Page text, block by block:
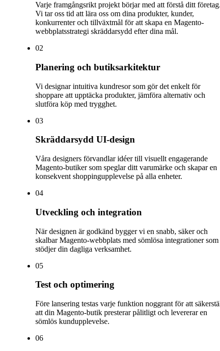
Varje framgångsrikt projekt börjar med att förstå ditt
Vi tar oss tid att lära oss om dina produkter, kunder,
konkurrenter och tillväxtmål för att skapa en Magento-
webbplatsstrategi skräddarsydd efter dina mål.
02
Planering och butiksarkitektur
Vi designar intuitiva kundresor som gör det enkelt för
shoppare att upptäcka produkter, jämföra alternativ och
slutföra köp med trygghet.
03
Skräddarsydd UI-design
Våra designers förvandlar idéer till visuellt engagerande
Magento-butiker som speglar ditt varumärke och skapar en
konsekvent shoppingupplevelse på alla enheter.
04
Utveckling och integration
När designen är godkänd bygger vi en snabb, säker och
skalbar Magento-webbplats med sömlösa integrationer som
stödjer din dagliga verksamhet.
05
Test och optimering
Före lansering testas varje funktion noggrant för att
att din Magento-butik presterar pålitligt och levererar en
sömlös kundupplevelse.
06